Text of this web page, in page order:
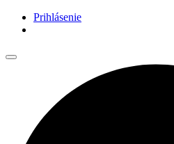
Prihlásenie